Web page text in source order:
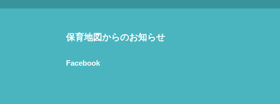
保育地図からのお知らせ
Facebook